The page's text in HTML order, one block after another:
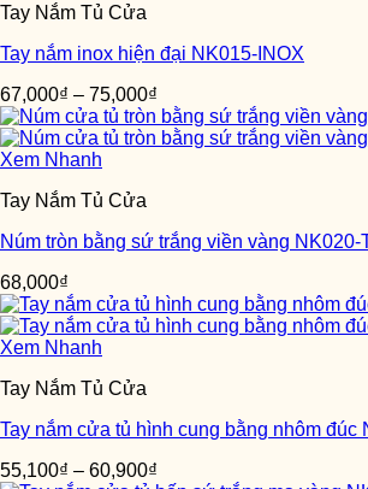
Tay Nắm Tủ Cửa
Tay nắm inox hiện đại NK015-INOX
67,000₫ – 75,000₫
Xem Nhanh
Tay Nắm Tủ Cửa
Núm tròn bằng sứ trắng viền vàng NK020-
68,000₫
Xem Nhanh
Tay Nắm Tủ Cửa
Tay nắm cửa tủ hình cung bằng nhôm đúc
55,100₫ – 60,900₫